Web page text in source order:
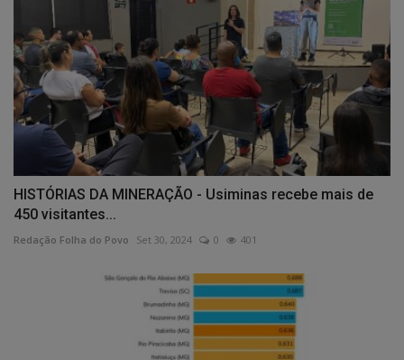
HISTÓRIAS DA MINERAÇÃO - Usiminas recebe mais de
450 visitantes...
Redação Folha do Povo Set 30, 2024 0 401